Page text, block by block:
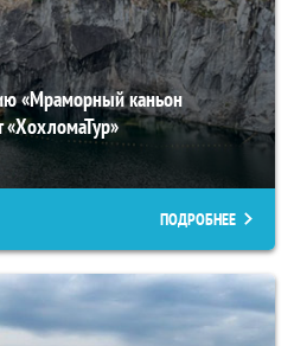
«Мраморный каньон
«ХохломаТур»
ПОДРОБНЕЕ